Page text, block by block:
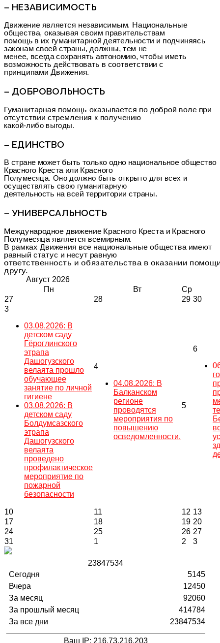
– НЕЗАВИСИМОСТЬ
Движение является независимым. Национальные
общества, оказывая своим правительствам
помощь в их гуманитарной деятельности и подчиняясь
законам своей страны, должны, тем не
менее, всегда сохранять автономию, чтобы иметь
возможность действовать в соответствии с
принципами Движения.
– ДОБРОВОЛЬНОСТЬ
Гуманитарная помощь оказывается по доброй воле при
отсутствии стремления к получению
какой-либо выгоды.
– ЕДИНСТВО
В стране может быть только одно национальное общество
Красного Креста или Красного
Полумесяца. Оно должно быть открыто для всех и
осуществлять свою гуманитарную
деятельность на всей территории страны.
– УНИВЕРСАЛЬНОСТЬ
Международное движение Красного Креста и Красного
Полумесяца является всемирным.
В рамках Движения все национальные общества имеют
равный статус и несут равную
ответственность и обязательства в оказании
другу.
Август 2026
Пн
Вт
Ср
27
28 29 30
3
03.08.2026: В
детском саду
Гёроглинского
этрапа
Дашогузского
велаята прошло
обучающее
занятие по личной
гигиене
03.08.2026: В
детском саду
Болдумсазского
этрапа
Дашогузского
велаята
проведено
профилактическое
мероприятие по
пожарной
безопасности
4
04.08.2026: В
Балканском
регионе
проводятся
мероприятия по
повышению
осведомленности.
5
6
10 11 12 13
17
18 19 20
24
25 26 27
31
1 2 3
23847534
Сегодня
Вчера
За месяц
За прошлый месяц
За все дни
5145
12450
92060
414784
23847534
Ваш IP: 216.73.216.203